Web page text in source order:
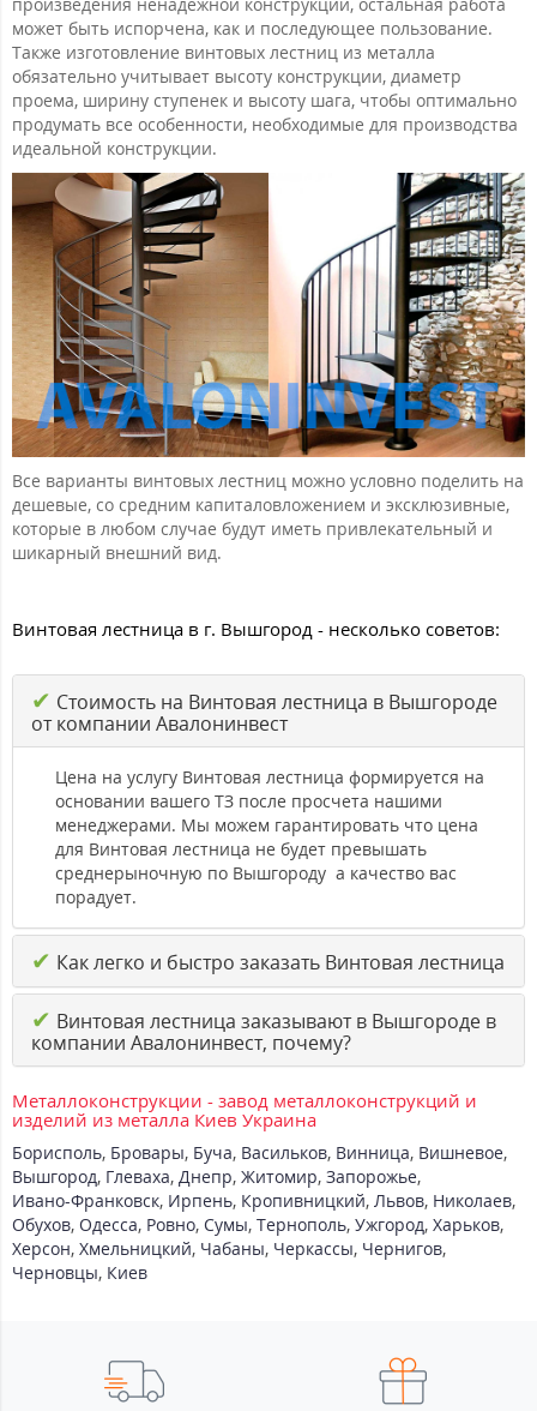
может быть испорчена, как и последующее пользование.
Также изготовление винтовых лестниц из металла
обязательно учитывает высоту конструкции, диаметр
проема, ширину ступенек и высоту шага, чтобы оптимально
продумать все особенности, необходимые для производства
идеальной конструкции.
Все варианты винтовых лестниц можно условно поделить на
дешевые, со средним капиталовложением и эксклюзивные,
которые в любом случае будут иметь привлекательный и
шикарный внешний вид.
Винтовая лестница в г. Вышгород - несколько советов:
✔ Стоимость на Винтовая лестница в Вышгороде
от компании Авалонинвест
Цена на услугу Винтовая лестница формируется на
основании вашего ТЗ после просчета нашими
менеджерами. Мы можем гарантировать что цена
для Винтовая лестница не будет превышать
среднерыночную по Вышгороду а качество вас
порадует.
✔ Как легко и быстро заказать Винтовая лестница
✔ Винтовая лестница заказывают в Вышгороде в
компании Авалонинвест, почему?
Металлоконструкции - завод металлоконструкций и
изделий из металла Киев Украина
Борисполь, Бровары, Буча, Васильков, Винница, Вишневое,
Вышгород, Глеваха, Днепр, Житомир, Запорожье,
Ивано-Франковск, Ирпень, Кропивницкий, Львов, Николаев,
Обухов, Одесса, Ровно, Сумы, Тернополь, Ужгород, Харьков,
Херсон, Хмельницкий, Чабаны, Черкассы, Чернигов,
Черновцы, Киев